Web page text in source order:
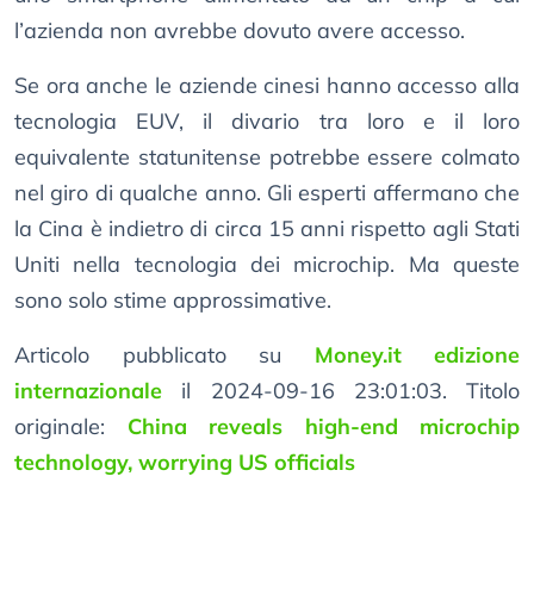
l’azienda non avrebbe dovuto avere accesso.
Se ora anche le aziende cinesi hanno accesso alla
tecnologia EUV, il divario tra loro e il loro
equivalente statunitense potrebbe essere colmato
nel giro di qualche anno. Gli esperti affermano che
la Cina è indietro di circa 15 anni rispetto agli Stati
Uniti nella tecnologia dei microchip. Ma queste
sono solo stime approssimative.
Articolo pubblicato su Money.it edizione
internazionale il 2024-09-16 23:01:03. Titolo
originale: China reveals high-end microchip
technology, worrying US officials